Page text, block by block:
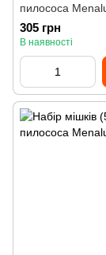
пилососа
305 грн
В наявності